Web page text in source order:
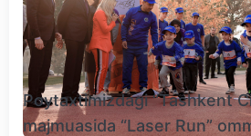
Poytaxtimizdagi “Tashkent
majmuasida “Laser Run”